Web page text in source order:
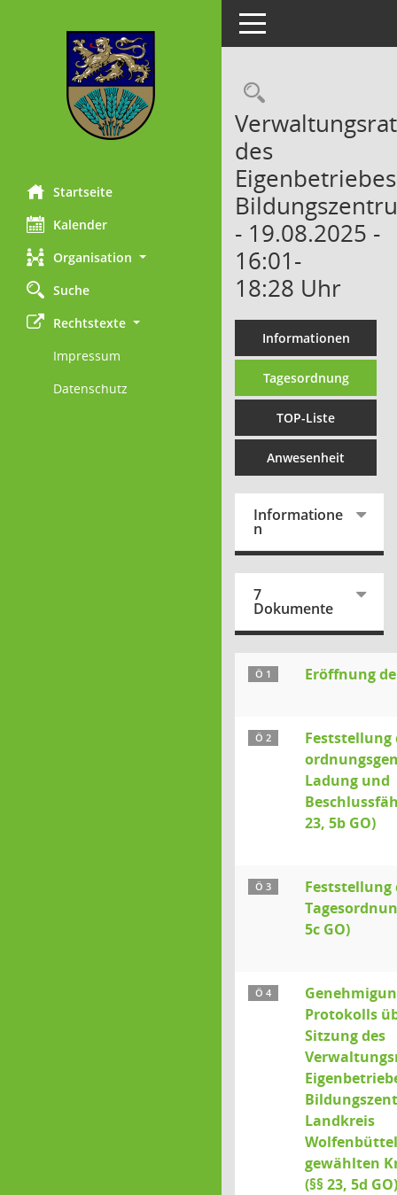
Startseite
Kalender
Organisation
Suche
Rechtstexte
Impressum
Datenschutz
Toggle navigation
Verwaltungsrat
des
Eigenbetriebes
- 19.08.2025 -
16:01-
18:28 Uhr
Informationen
Tagesordnung
TOP-Liste
Anwesenheit
Informatione
n
7
Dokumente
Ö 1 Eröffnung
Ö 2
Feststellung
Ladung und
23, 5b GO)
Ö 3
Feststellung
5c GO)
Ö 4
Protokolls
Sitzung des
Landkreis
gewählten
(§§ 23, 5d GO)